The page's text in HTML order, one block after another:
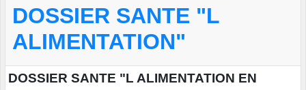
DOSSIER SANTE "L
ALIMENTATION"
DOSSIER SANTE "L ALIMENTATION EN